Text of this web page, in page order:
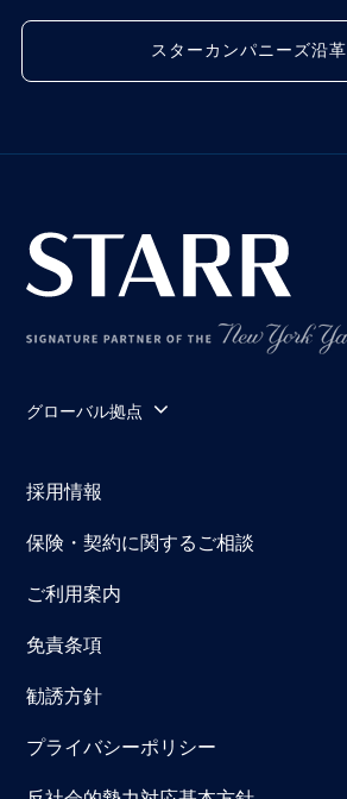
スターカンパニーズ沿革
グローバル拠点
採用情報
保険・契約に関するご相談
ご利用案内
免責条項
勧誘方針
プライバシーポリシー